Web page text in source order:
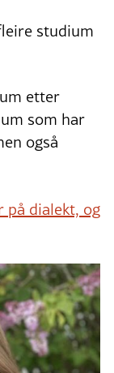
studium
etter
som har
også
på dialekt, og